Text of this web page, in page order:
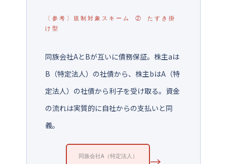
〔参考〕規制対象スキーム ② たすき掛
け型
同族会社AとBが互いに債務保証。株主aは
B（特定法人）の社債から、株主bはA（特
定法人）の社債から利子を受け取る。資金
の流れは実質的に自社からの支払いと同
義。
同族会社A（特定法人）